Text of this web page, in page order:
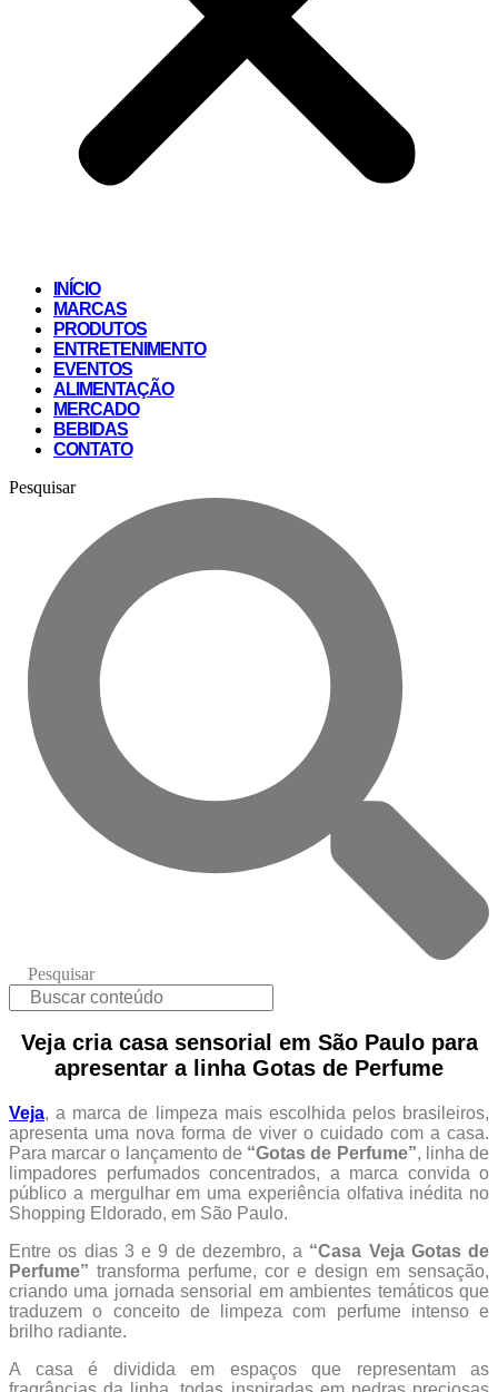
INÍCIO
MARCAS
PRODUTOS
ENTRETENIMENTO
EVENTOS
ALIMENTAÇÃO
MERCADO
BEBIDAS
CONTATO
Pesquisar
Pesquisar
Veja cria casa sensorial em São Paulo para
apresentar a linha Gotas de Perfume
Veja, a marca de limpeza mais escolhida pelos brasileiros,
apresenta uma nova forma de viver o cuidado com a casa.
Para marcar o lançamento de “Gotas de Perfume”, linha de
limpadores perfumados concentrados, a marca convida o
público a mergulhar em uma experiência olfativa inédita no
Shopping Eldorado, em São Paulo.
Entre os dias 3 e 9 de dezembro, a “Casa Veja Gotas de
Perfume” transforma perfume, cor e design em sensação,
criando uma jornada sensorial em ambientes temáticos que
traduzem o conceito de limpeza com perfume intenso e
brilho radiante.
A casa é dividida em espaços que representam as